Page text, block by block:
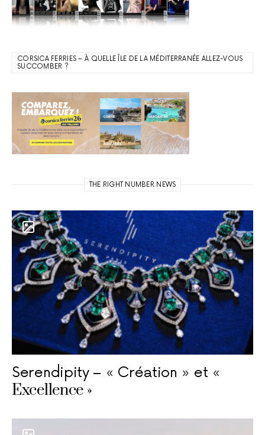
CORSICA FERRIES – À QUELLE ÎLE DE LA MÉDITERRANÉE ALLEZ-VOUS
SUCCOMBER ?
THE RIGHT NUMBER NEWS
Serendipity – « Création » et «
Excellence »